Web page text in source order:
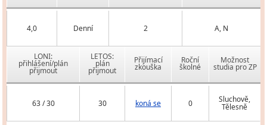
4,0 Denní 2 A, N
LONI:
přihlášení/plán
přijmout
LETOS:
plán
přijmout
Přijímací
zkouška
Roční
školné
Možnost
studia pro ZP
63 / 30 30 koná se 0 Sluchově,
Tělesně